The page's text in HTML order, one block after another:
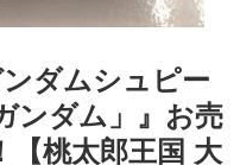
ダムシュピー
ンダム」』お売
【桃太郎王国 大